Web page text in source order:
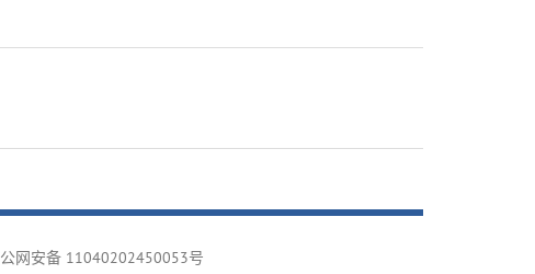
网安备 11040202450053号